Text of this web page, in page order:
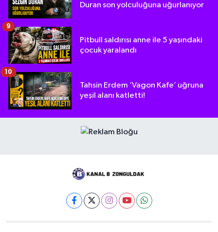
Duran son yolculuğuna uğurlanıyor
Pitbull saldırısı anne ile 5 yaşındaki
çocuk yaralandı
9
Tahsin Erdem ‘Vagon Kafe’ uğruna
yeşil alanı katletti!
10